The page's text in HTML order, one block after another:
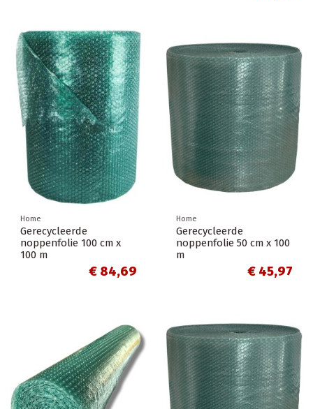
Home
Gerecycleerde
noppenfolie 100 cm x
100 m
€ 84,69
Home
Gerecycleerde
noppenfolie 50 cm x 100
m
€ 45,97